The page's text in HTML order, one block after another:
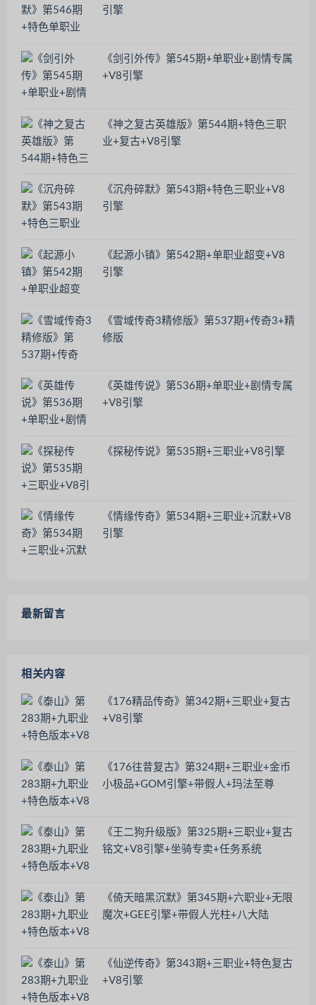
引擎
《剑引外传》第545期+单职业+剧情专属
+V8引擎
《神之复古英雄版》第544期+特色三职
业+复古+V8引擎
《沉舟碎默》第543期+特色三职业+V8
引擎
《起源小镇》第542期+单职业超变+V8
引擎
《雪域传奇3精修版》第537期+传奇3+精
修版
《英雄传说》第536期+单职业+剧情专属
+V8引擎
《探秘传说》第535期+三职业+V8引擎
《情缘传奇》第534期+三职业+沉默+V8
引擎
最新留言
相关内容
《176精品传奇》第342期+三职业+复古
+V8引擎
《176往昔复古》第324期+三职业+金币
小极品+GOM引擎+带假人+玛法至尊
《王二狗升级版》第325期+三职业+复古
铭文+V8引擎+坐骑专卖+任务系统
《倚天暗黑沉默》第345期+六职业+无限
魔次+GEE引擎+带假人光柱+八大陆
《仙逆传奇》第343期+三职业+特色复古
+V8引擎